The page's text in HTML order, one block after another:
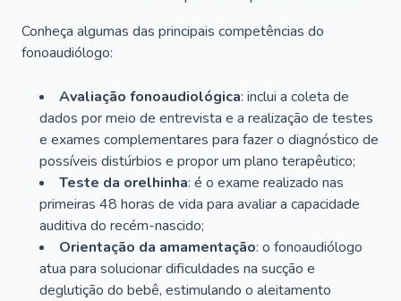
Conheça algumas das principais competências do
fonoaudiólogo:
Avaliação fonoaudiológica: inclui a coleta de
dados por meio de entrevista e a realização de testes
e exames complementares para fazer o diagnóstico de
possíveis distúrbios e propor um plano terapêutico;
Teste da orelhinha: é o exame realizado nas
primeiras 48 horas de vida para avaliar a capacidade
auditiva do recém-nascido;
Orientação da amamentação: o fonoaudiólogo
atua para solucionar dificuldades na sucção e
deglutição do bebê, estimulando o aleitamento